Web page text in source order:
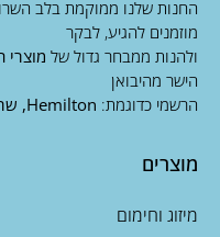
החנות שלנו ממוקמת בלב
מוזמנים להגיע, לבקר
ולהנות ממבחר גדול של מוצרי
הישר מהיבואן
הרשמי כדוגמת: Hemilton, שריג
מוצרים
מיזוג וחימום